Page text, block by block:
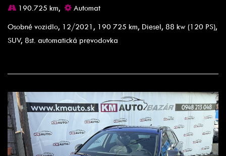
190.725 km,
Automat
Osobné vozidlo, 12/2021, 190 725 km, Diesel, 88 kw (120 PS),
SUV, 8st. automatická prevodovka